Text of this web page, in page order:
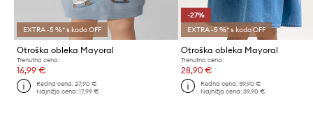
EXTRA -5 %* s kodo OFF
Otroška obleka Mayoral
Trenutna cena:
16,99 €
Redna cena:27,90 €
Najnižja cena:17,99 €
-27%
EXTRA -5 %* s kodo OFF
Otroška obleka Mayoral
Trenutna cena:
28,90 €
Redna cena: 39,90 €
Najnižja cena: 39,90 €